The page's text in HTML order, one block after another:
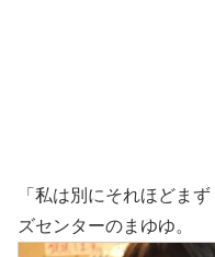
「私は別にそれほどま
ズセンターのまゆゆ。